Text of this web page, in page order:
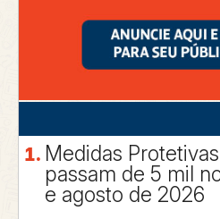
Medidas
passam de 5 mil
e agosto de 2026